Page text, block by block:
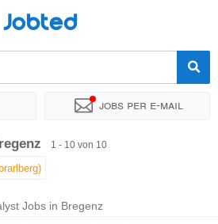
Jobted
Jobs per e-mail
Standort Unternehmen
1 - 10 von 10
Jobs in Bregenz